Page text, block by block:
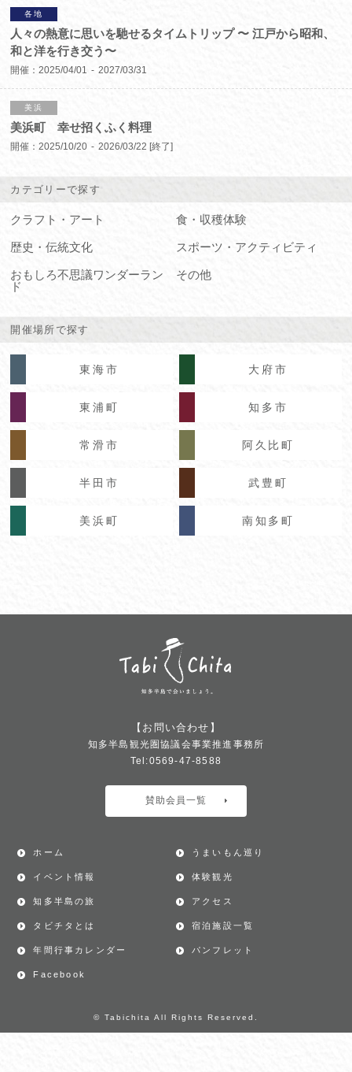
各地
人々の熱意に思いを馳せるタイムトリップ 〜 江戸から昭和、
和と洋を行き交う〜
開催：2025/04/01 2027/03/31
美浜
美浜町 幸せ招くふく料理
開催：2025/10/20 2026/03/22 [終了]
カテゴリーで探す
クラフト・アート 食・収穫体験
歴史・伝統文化 スポーツ・アクティビティ
おもしろ不思議ワンダーラン
ド
その他
開催場所で探す
東海市 大府市
東浦町 知多市
常滑市 阿久比町
半田市 武豊町
美浜町 南知多町
【お問い合わせ】
知多半島観光圏協議会事業推進事務所
Tel:0569-47-8588
賛助会員一覧
ホーム うまいもん巡り
イベント情報 体験観光
知多半島の旅 アクセス
タビチタとは 宿泊施設一覧
年間行事カレンダー パンフレット
Facebook
© Tabichita All Rights Reserved.